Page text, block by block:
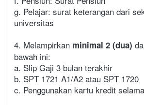
g. Pelajar: surat keterangan dari
universitas
4. Melampirkan minimal 2 (dua)
bawah ini:
a. Slip Gaji 3 bulan terakhir
b. SPT 1721 A1/A2 atau SPT 1720
c. Penggunakan kartu kredit